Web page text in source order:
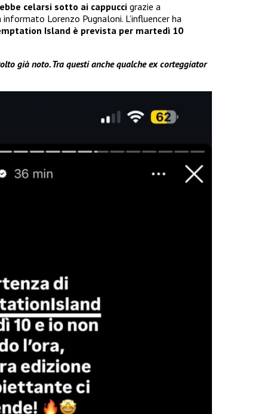
celarsi sotto ai cappucci grazie a
Lorenzo Pugnaloni. L’influencer ha
Island è prevista per martedì 10
già noto. Tra questi anche qualche ex corteggiator